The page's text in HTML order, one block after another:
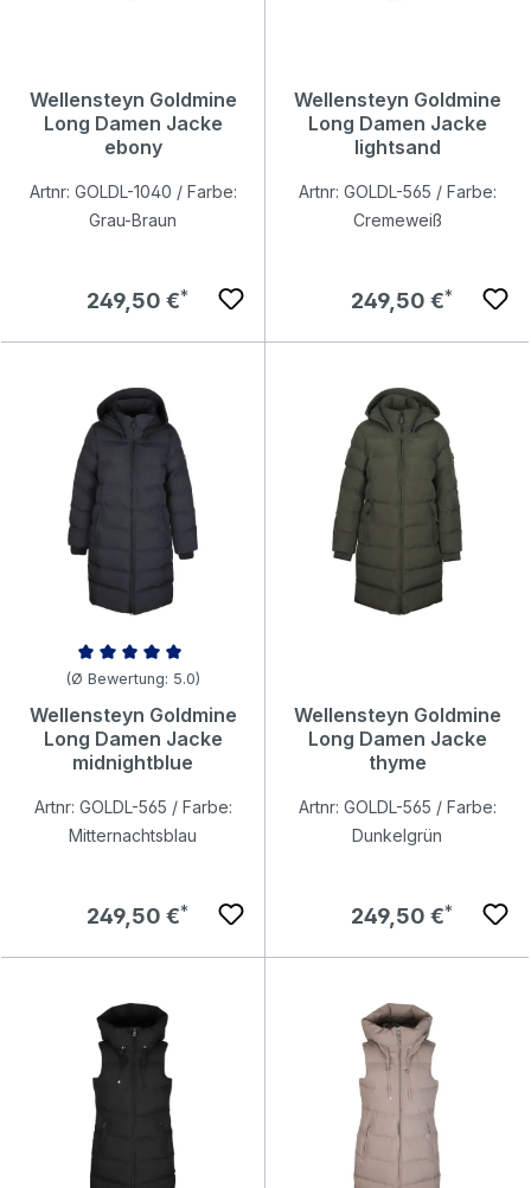
Wellensteyn Goldmine
Long Damen Jacke
ebony
Artnr: GOLDL-1040 / Farbe:
Grau-Braun
Regulärer Preis:
249,50 €
Wellensteyn Goldmine
Long Damen Jacke
lightsand
Artnr: GOLDL-565 / Farbe:
Cremeweiß
Regulärer Preis:
249,50 €
Durchschnittliche Bewertung von 5 von 5 Sternen
(Ø Bewertung: 5.0)
Wellensteyn Goldmine
Long Damen Jacke
midnightblue
Artnr: GOLDL-565 / Farbe:
Mitternachtsblau
Regulärer Preis:
249,50 €
Wellensteyn Goldmine
Long Damen Jacke
thyme
Artnr: GOLDL-565 / Farbe:
Dunkelgrün
Regulärer Preis:
249,50 €